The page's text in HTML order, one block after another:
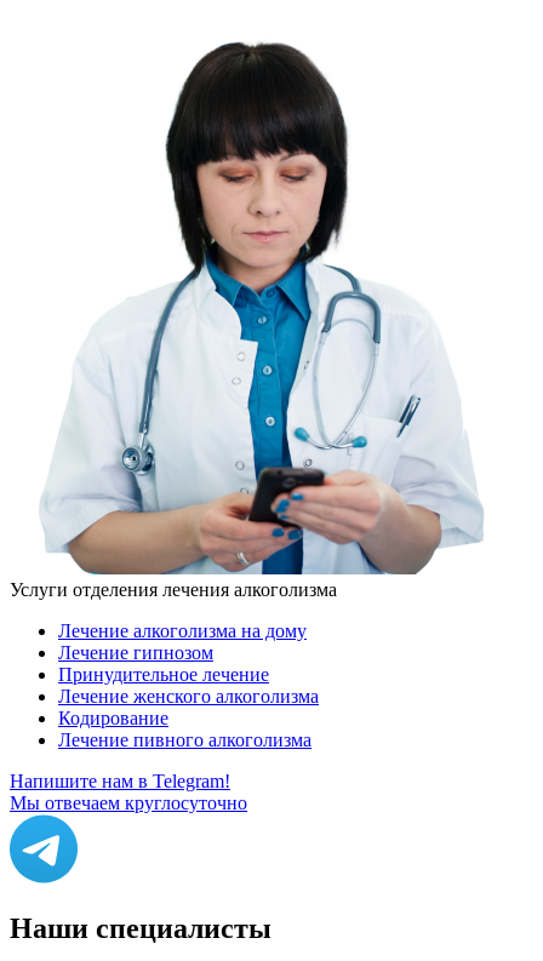
Услуги отделения лечения алкоголизма
Лечение алкоголизма на дому
Лечение гипнозом
Принудительное лечение
Лечение женского алкоголизма
Кодирование
Лечение пивного алкоголизма
Напишите нам в Telegram!
Мы отвечаем круглосуточно
Наши специалисты